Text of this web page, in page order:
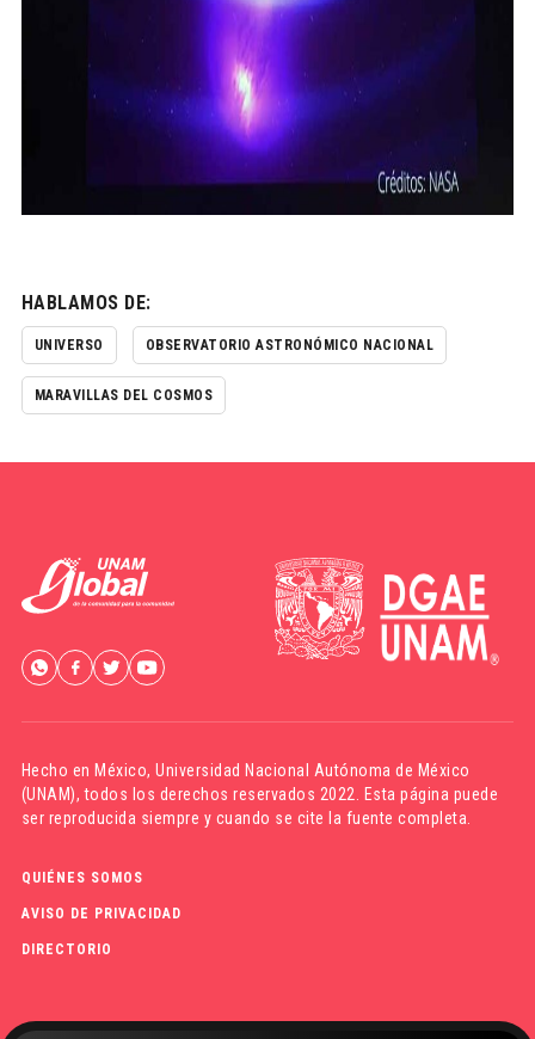
HABLAMOS DE:
UNIVERSO OBSERVATORIO ASTRONÓMICO NACIONAL
MARAVILLAS DEL COSMOS
Hecho en México,Universidad Nacional Autónoma de México
(UNAM), todos los derechos reservados 2022. Esta página puede
ser reproducida siempre y cuando se cite la fuente completa.
QUIÉNES SOMOS
AVISO DE PRIVACIDAD
DIRECTORIO